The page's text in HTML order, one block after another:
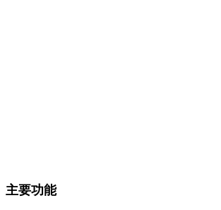
主要功能